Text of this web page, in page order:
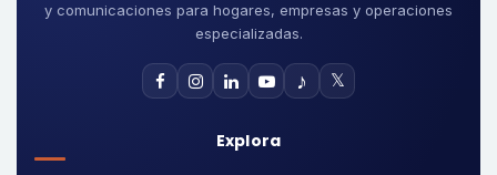
y comunicaciones para hogares, empresas y operaciones
especializadas.
♪ 𝕏
Explora